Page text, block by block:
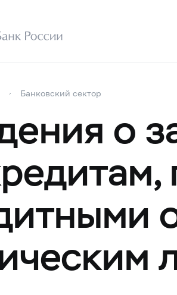
Банковский сектор
о